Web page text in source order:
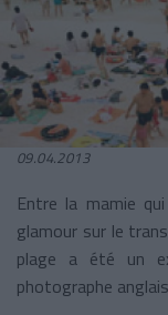
09.04.2013
Entre la mamie
glamour sur le
plage a été un
photographe